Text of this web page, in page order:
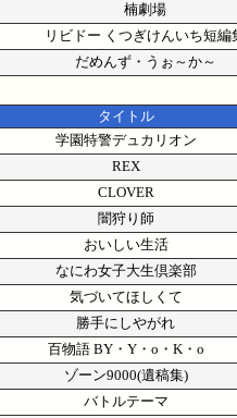
楠劇場
リビドー くつぎけんいち短編
だめんず・うぉ～か～
タイトル
学園特警デュカリオン
REX
CLOVER
闇狩り師
おいしい生活
なにわ女子大生倶楽部
気づいてほしくて
勝手にしやがれ
百物語 BY・Y・o・K・o
ゾーン9000(遺稿集)
バトルテーマ